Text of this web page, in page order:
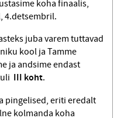
koha finaalis,
4.detsembril.
juba varem tuttavad
kool ja Tamme
ja andsime endast
III koht.
pingelised, eriti eredalt
kolmanda koha